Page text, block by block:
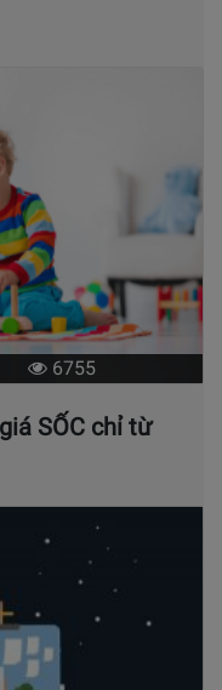
6755
SỐC chỉ từ